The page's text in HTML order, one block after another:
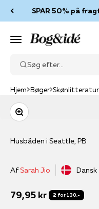
SPAR 50% på
Menu Bog & idé
Søg efter...
Hjem Bøger Skønlitteratur
Zoom
Husbåden i Seattle, PB
AfSarah Jio Dansk
Salgspris
79,95 kr 2 for 130,-